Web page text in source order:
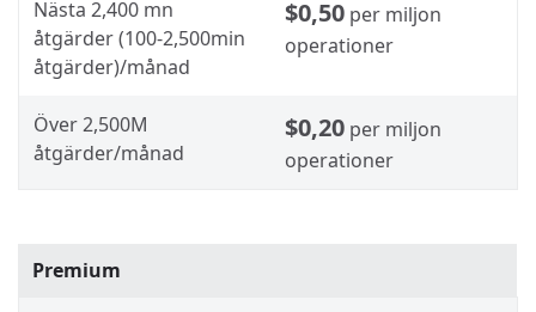
Nästa 2,400 mn
åtgärder (100-2,500min
åtgärder)/månad
$0,50 per miljon
operationer
Över 2,500M
åtgärder/månad
$0,20 per miljon
operationer
Premium